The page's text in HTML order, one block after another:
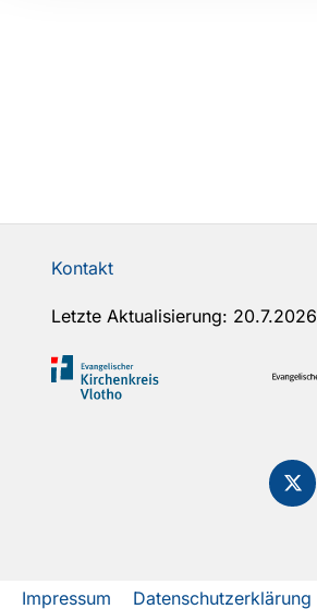
Kontakt
Letzte Aktualisierung: 20.7.2026
Impressum Datenschutzerklärung